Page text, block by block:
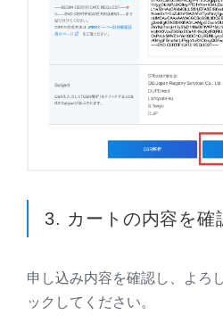
3. カートの内容を確
申し込み内容を確認し、よろ
ックしてください。